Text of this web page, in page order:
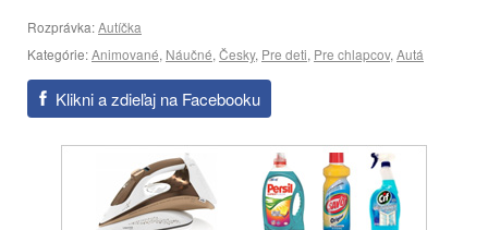
Rozprávka:Autíčka
Kategórie:Animované, Náučné, Česky, Pre deti, Pre chlapcov, Autá
Klikni a zdieľaj na Facebooku